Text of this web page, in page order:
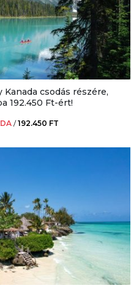
csodás részére,
192.450 Ft-ért!
/192.450 FT